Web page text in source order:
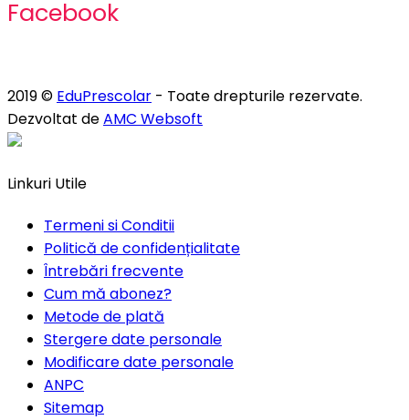
Facebook
2019 © EduPrescolar - Toate drepturile rezervate.
Dezvoltat deAMC Websoft
Linkuri Utile
Termeni si Conditii
Politică de confidențialitate
Întrebări frecvente
Cum mă abonez?
Metode de plată
Stergere date personale
Modificare date personale
ANPC
Sitemap